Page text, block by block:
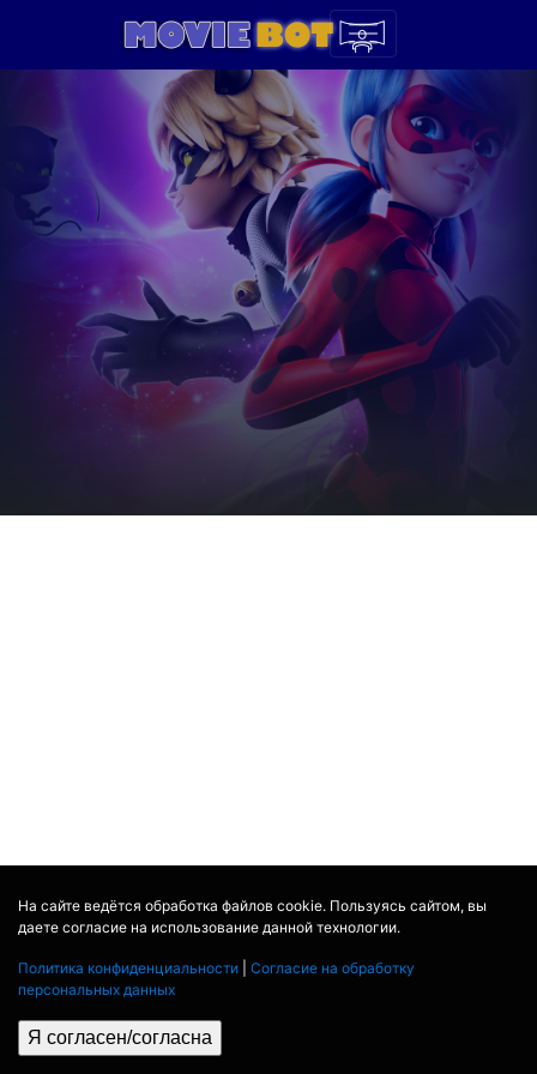
На сайте ведётся обработка файлов cookie. Пользуясь сайтом, вы
даете согласие на использование данной технологии.
Политика конфиденциальности
Согласие на обработку
персональных данных
Я согласен/согласна